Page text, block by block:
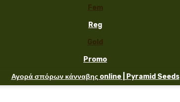
Fem
Reg
Gold
Promo
Αγορά σπόρων κάνναβης online | Pyramid Seeds